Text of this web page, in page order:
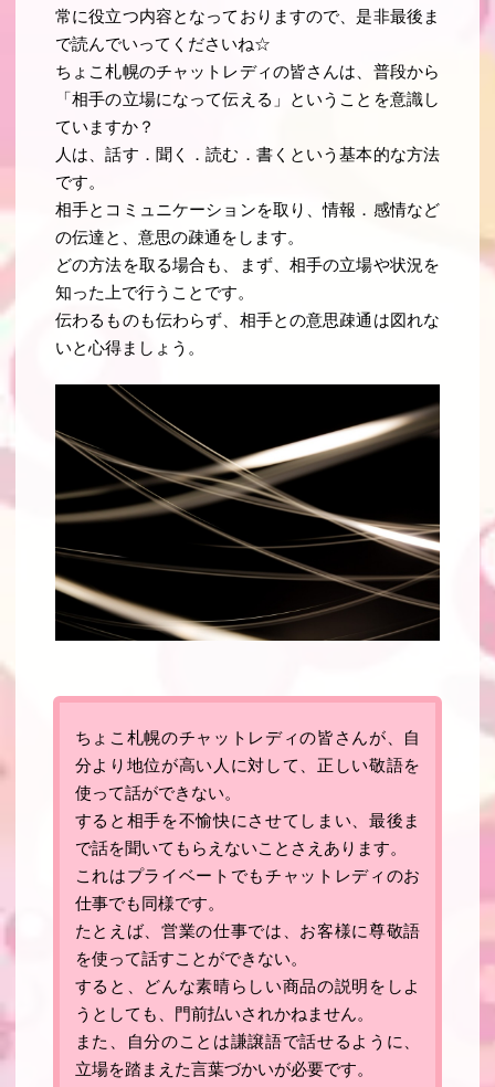
常に役立つ内容となっておりますので、是非最後ま
で読んでいってくださいね☆
ちょこ札幌のチャットレディの皆さんは、普段から
「相手の立場になって伝える」ということを意識し
ていますか？
人は、話す．聞く．読む．書くという基本的な方法
です。
相手とコミュニケーションを取り、情報．感情など
の伝達と、意思の疎通をします。
どの方法を取る場合も、
まず、相手の立場や状況を
知った上で行うことです。
伝わるものも伝わらず、相手との意思疎通は図れな
いと心得ましょう 。
ちょこ札幌のチャットレディの皆さんが、自
分より地位が高い人に対して、正しい敬語を
使って話ができない。
すると相手を不愉快にさせてしまい、最後ま
で話を聞いてもらえないことさえあります。
これはプライベートでもチャットレディのお
仕事でも同様です。
たとえば、営業の仕事では、お客様に尊敬語
を使って話すことができない。
すると、どんな素晴らしい商品の説明をしよ
うとしても、門前払いされかねません。
また、自分のことは謙譲語で話せるように、
立場を踏まえた言葉づかいが必要です。